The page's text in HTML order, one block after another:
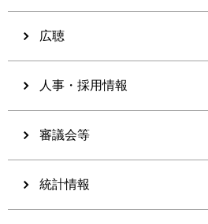
広聴
人事・採用情報
審議会等
統計情報